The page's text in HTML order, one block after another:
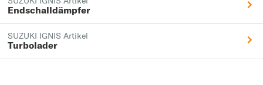
Endschalldämpfer
SUZUKI IGNIS Artikel
Turbolader